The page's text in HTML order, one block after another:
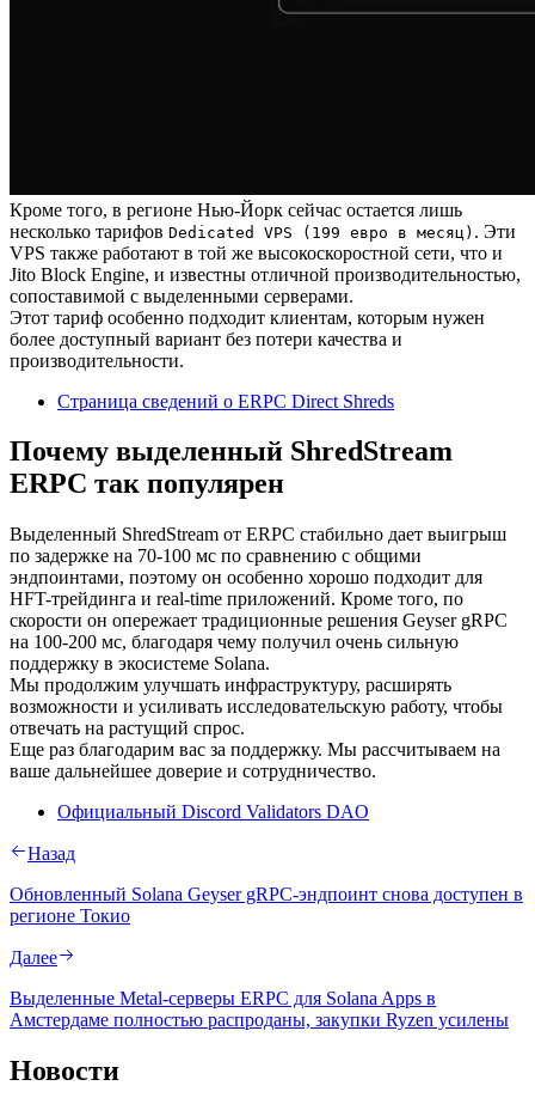
Кроме того, в регионе Нью-Йорк сейчас остается лишь
несколько тарифов Dedicated VPS (199 евро в месяц) . Эти
VPS также работают в той же высокоскоростной сети, что и
Jito Block Engine, и известны отличной производительностью,
сопоставимой с выделенными серверами.
Этот тариф особенно подходит клиентам, которым нужен
более доступный вариант без потери качества и
производительности.
Страница сведений о ERPC Direct Shreds
Почему выделенный ShredStream
ERPC так популярен
Выделенный ShredStream от ERPC стабильно дает выигрыш
по задержке на 70-100 мс по сравнению с общими
эндпоинтами, поэтому он особенно хорошо подходит для
HFT-трейдинга и real-time приложений. Кроме того, по
скорости он опережает традиционные решения Geyser gRPC
на 100-200 мс, благодаря чему получил очень сильную
поддержку в экосистеме Solana.
Мы продолжим улучшать инфраструктуру, расширять
возможности и усиливать исследовательскую работу, чтобы
отвечать на растущий спрос.
Еще раз благодарим вас за поддержку. Мы рассчитываем на
ваше дальнейшее доверие и сотрудничество.
Официальный Discord Validators DAO
Назад
Обновленный Solana Geyser gRPC-эндпоинт снова доступен в
регионе Токио
Далее
Выделенные Metal-серверы ERPC для Solana Apps в
Амстердаме полностью распроданы, закупки Ryzen усилены
Новости